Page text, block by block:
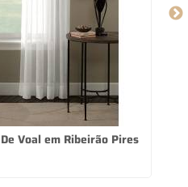
Voal em Ribeirão Pires